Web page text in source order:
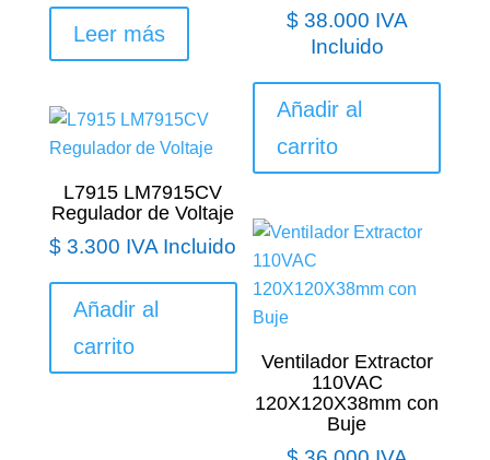
Leer más
$38.000 IVA
Incluido
Añadir al
carrito
L7915 LM7915CV
Regulador de Voltaje
$ 3.300 IVA Incluido
Añadir al
carrito
Ventilador Extractor
110VAC
120X120X38mm con
Buje